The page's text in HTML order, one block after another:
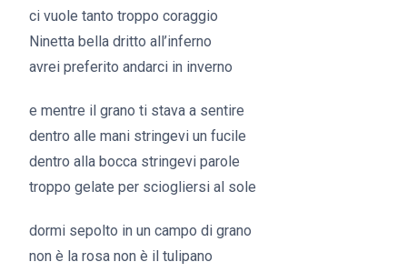
ci vuole tanto troppo coraggio
Ninetta bella dritto all’inferno
avrei preferito andarci in inverno
e mentre il grano ti stava a sentire
dentro alle mani stringevi un fucile
dentro alla bocca stringevi parole
troppo gelate per sciogliersi al sole
dormi sepolto in un campo di grano
non è la rosa non è il tulipano